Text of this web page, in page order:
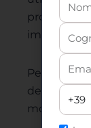
immersiva,
Per
dettaglio è
modulo di